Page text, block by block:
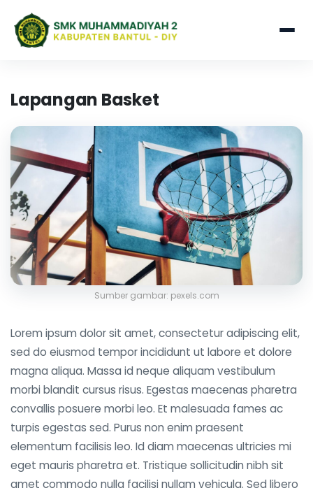
Lapangan Basket
Sumber gambar: pexels.com
Lorem ipsum dolor sit amet, consectetur adipiscing elit,
sed do eiusmod tempor incididunt ut labore et dolore
magna aliqua. Massa id neque aliquam vestibulum
morbi blandit cursus risus. Egestas maecenas pharetra
convallis posuere morbi leo. Et malesuada fames ac
turpis egestas sed. Purus non enim praesent
elementum facilisis leo. Id diam maecenas ultricies mi
eget mauris pharetra et. Tristique sollicitudin nibh sit
amet commodo nulla facilisi nullam vehicula. Sed libero